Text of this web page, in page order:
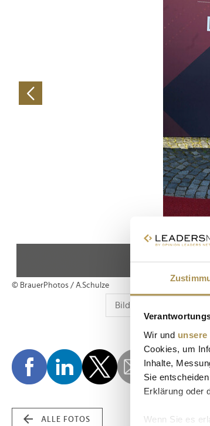
Wir und unsere
Cookies, um
Inhalte,
Sie
Erklärung oder
Wenn Sie es
© BrauerPhotos / A.Schulze
ALLE FOTOS